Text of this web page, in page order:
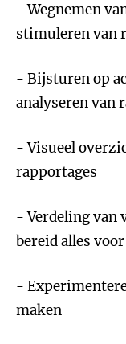
- Wegnemen
stimuleren van
- Bijsturen op
analyseren van
- Visueel
rapportages
- Verdeling van
bereid alles voor
-
maken